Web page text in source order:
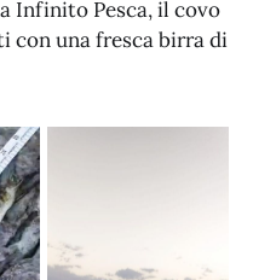
Infinito Pesca, il covo
con una fresca birra di